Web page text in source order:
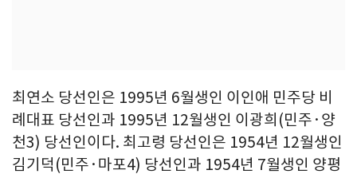
최연소 당선인은 1995년 6월생인 이인애 민주당 비
례대표 당선인과 1995년 12월생인 이광희(민주·양
천3) 당선인이다. 최고령 당선인은 1954년 12월생인
김기덕(민주·마포4) 당선인과 1954년 7월생인 양평